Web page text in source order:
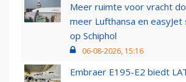
Meer ruimte voor vracht
meer Lufthansa en
op Schiphol
06-08-2026, 15:16
Embraer E195-E2 biedt